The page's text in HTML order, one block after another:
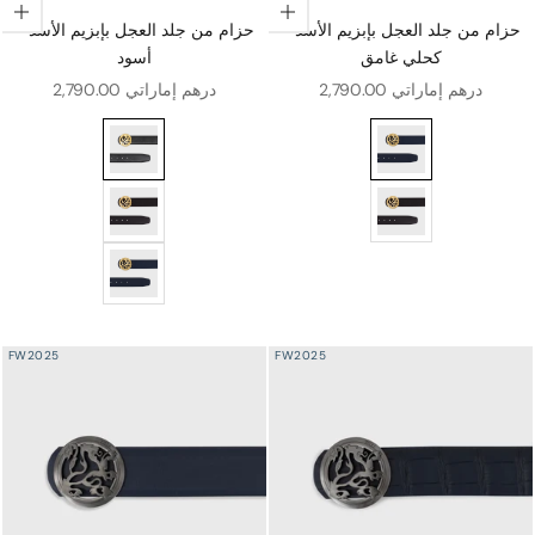
اختيار الخيارات
حزام من جلد العجل بإبزيم الأسد -
أسود
سعر البيع 2,790.00 درهم إماراتي
حزام من جلد العجل بإبزيم الأسد - أسود
حزام من جلد العجل بإبزيم الأسد - بني
حزام من جلد العجل بإبزيم الأسد - كحلي غامق
اختيار الخيارات
حزام من جلد العجل بإبزيم الأسد -
كحلي غامق
سعر البيع 2,790.00 درهم إماراتي
الأسد - كحلي غامق
بإبزيم الأسد - بني
FW2025 FW2025